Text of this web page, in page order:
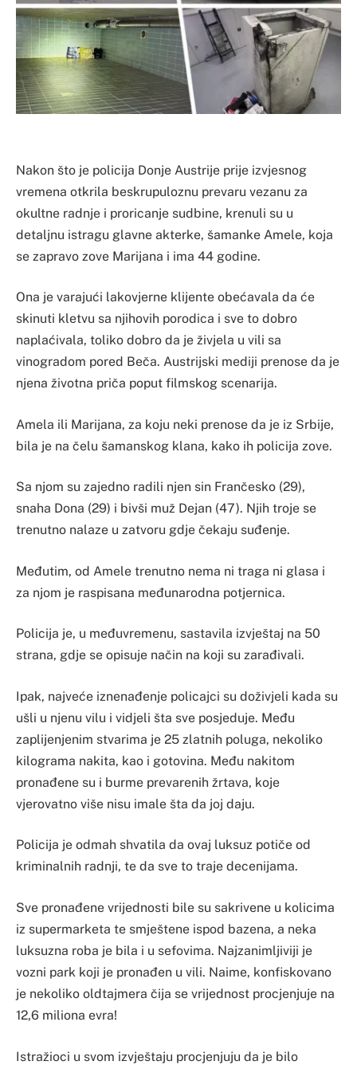
Nakon što je policija Donje Austrije prije izvjesnog
vremena otkrila beskrupuloznu prevaru vezanu za
okultne radnje i proricanje sudbine, krenuli su u
detaljnu istragu glavne akterke, šamanke Amele, koja
se zapravo zove Marijana i ima 44 godine.
Ona je varajući lakovjerne klijente obećavala da će
skinuti kletvu sa njihovih porodica i sve to dobro
naplaćivala, toliko dobro da je živjela u vili sa
vinogradom pored Beča. Austrijski mediji prenose da je
njena životna priča poput filmskog scenarija.
Amela ili Marijana, za koju neki prenose da je iz Srbije,
bila je na čelu šamanskog klana, kako ih policija zove.
Sa njom su zajedno radili njen sin Frančesko (29),
snaha Dona (29) i bivši muž Dejan (47). Njih troje se
trenutno nalaze u zatvoru gdje čekaju suđenje.
Međutim, od Amele trenutno nema ni traga ni glasa i
za njom je raspisana međunarodna potjernica.
Policija je, u međuvremenu, sastavila izvještaj na 50
strana, gdje se opisuje način na koji su zarađivali.
Ipak, najveće iznenađenje policajci su doživjeli kada su
ušli u njenu vilu i vidjeli šta sve posjeduje. Među
zaplijenjenim stvarima je 25 zlatnih poluga, nekoliko
kilograma nakita, kao i gotovina. Među nakitom
pronađene su i burme prevarenih žrtava, koje
vjerovatno više nisu imale šta da joj daju.
Policija je odmah shvatila da ovaj luksuz potiče od
kriminalnih radnji, te da sve to traje decenijama.
Sve pronađene vrijednosti bile su sakrivene u kolicima
iz supermarketa te smještene ispod bazena, a neka
luksuzna roba je bila i u sefovima. Najzanimljiviji je
vozni park koji je pronađen u vili. Naime, konfiskovano
je nekoliko oldtajmera čija se vrijednost procjenjuje na
12,6 miliona evra!
Istražioci u svom izvještaju procjenjuju da je bilo